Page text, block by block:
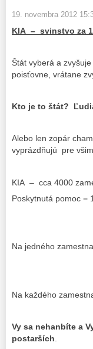
19. novembra 2012
KIA – svinstvo za
Štát vyberá a
poisťovne, vrátane
Kto je to štát?
Alebo len zopár
vyprázdňujú pre
KIA – cca 4000
Poskytnutá pomoc
Na jedného
milión
Na každého
Vy sa nehanbíte a
postarších